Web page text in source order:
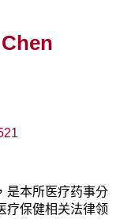
是本所医疗药事分
疗保健相关法律领